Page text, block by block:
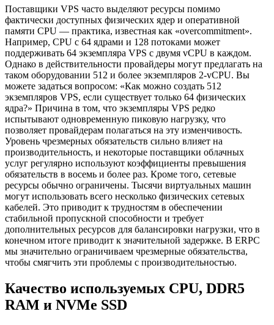
Поставщики VPS часто выделяют ресурсы помимо
фактически доступных физических ядер и оперативной
памяти CPU — практика, известная как «overcommitment».
Например, CPU с 64 ядрами и 128 потоками может
поддерживать 64 экземпляра VPS с двумя vCPU в каждом.
Однако в действительности провайдеры могут предлагать на
таком оборудовании 512 и более экземпляров 2-vCPU. Вы
можете задаться вопросом: «Как можно создать 512
экземпляров VPS, если существует только 64 физических
ядра?» Причина в том, что экземпляры VPS редко
испытывают одновременную пиковую нагрузку, что
позволяет провайдерам полагаться на эту изменчивость.
Уровень чрезмерных обязательств сильно влияет на
производительность, и некоторые поставщики облачных
услуг регулярно используют коэффициенты превышения
обязательств в восемь и более раз. Кроме того, сетевые
ресурсы обычно ограничены. Тысячи виртуальных машин
могут использовать всего несколько физических сетевых
кабелей. Это приводит к трудностям в обеспечении
стабильной пропускной способности и требует
дополнительных ресурсов для балансировки нагрузки, что в
конечном итоге приводит к значительной задержке. В ERPC
мы значительно ограничиваем чрезмерные обязательства,
чтобы смягчить эти проблемы с производительностью.
Качество используемых CPU, DDR5
RAM и NVMe SSD